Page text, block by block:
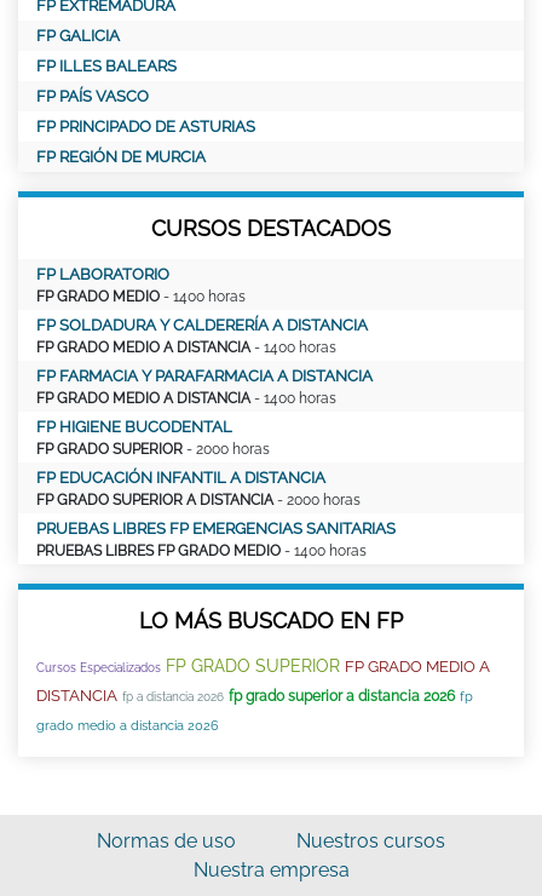
FP EXTREMADURA
FP GALICIA
FP ILLES BALEARS
FP PAÍS VASCO
FP PRINCIPADO DE ASTURIAS
FP REGIÓN DE MURCIA
CURSOS DESTACADOS
FP LABORATORIO
FP GRADO MEDIO - 1400 horas
FP SOLDADURA Y CALDERERÍA A DISTANCIA
FP GRADO MEDIO A DISTANCIA - 1400 horas
FP FARMACIA Y PARAFARMACIA A DISTANCIA
FP GRADO MEDIO A DISTANCIA - 1400 horas
FP HIGIENE BUCODENTAL
FP GRADO SUPERIOR - 2000 horas
FP EDUCACIÓN INFANTIL A DISTANCIA
FP GRADO SUPERIOR A DISTANCIA - 2000 horas
PRUEBAS LIBRES FP EMERGENCIAS SANITARIAS
PRUEBAS LIBRES FP GRADO MEDIO - 1400 horas
LO MÁS BUSCADO EN FP
Cursos Especializados FP GRADO SUPERIOR FP GRADO MEDIO A
DISTANCIA fp a distancia 2026 fp grado superior a distancia 2026 fp
grado medio a distancia 2026
Normas de uso
Nuestros cursos
Nuestra empresa